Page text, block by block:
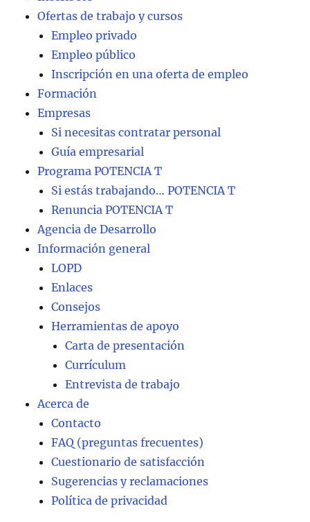
Ofertas de trabajo y cursos
Empleo privado
Empleo público
Inscripción en una oferta de empleo
Formación
Empresas
Si necesitas contratar personal
Guía empresarial
Programa POTENCIA T
Si estás trabajando… POTENCIA T
Renuncia POTENCIA T
Agencia de Desarrollo
Información general
LOPD
Enlaces
Consejos
Herramientas de apoyo
Carta de presentación
Currículum
Entrevista de trabajo
Acerca de
Contacto
FAQ (preguntas frecuentes)
Cuestionario de satisfacción
Sugerencias y reclamaciones
Política de privacidad